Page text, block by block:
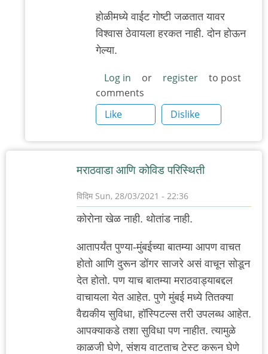
होळीमध्ये वाईट गोष्टी जळतात यावर
विश्वास ठेवायला हरकत नाही. दोन होऊन
गेल्या.
Log in or register
to post
comments
Like
Dislike
मराठवाडा आणि कोविड परिस्थिती
विदिमSun, 28/03/2021 - 22:36
कोरोना खेळ नाही. थोतांड नाही.
आतापर्यंत पुण्या-मुंबईच्या बातम्या आपण वाचत
होतो आणि दुरून डोंगर साजरे असं वाचून सोडून
देत होतो. पण याच बातम्या मराठवाड्याबद्दल
वाचायला येत आहेत. पुणे मुंबई मध्ये तितक्या
वैद्यकीय सुविधा, हॉस्पिटल्स तरी उपलब्ध आहेत.
आपक्याकडे तशा सुविधा पण नाहीत. त्यामुळे
काळजी घेणे, संशय वाटताच टेस्ट करून घेणे